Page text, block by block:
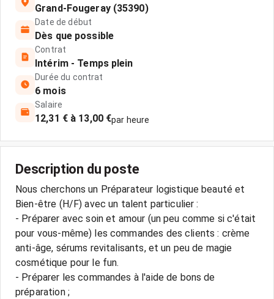
Grand-Fougeray (35390)
Date de début
Dès que possible
Contrat
Intérim - Temps plein
Durée du contrat
6 mois
Salaire
12,31 € à 13,00 €par heure
Description du poste
Nous cherchons un Préparateur logistique beauté et
Bien-être (H/F) avec un talent particulier :
- Préparer avec soin et amour (un peu comme si c'était
pour vous-même) les commandes des clients : crème
anti-âge, sérums revitalisants, et un peu de magie
cosmétique pour le fun.
- Préparer les commandes à l'aide de bons de
préparation ;